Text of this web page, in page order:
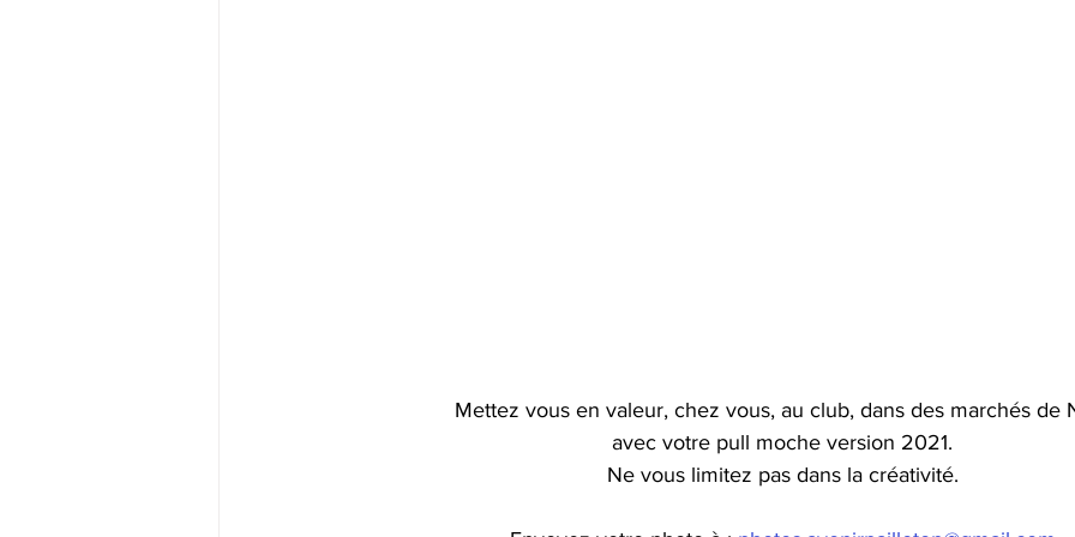
Mettez vous en valeur, chez vous, au club, dans des marchés de
avec votre pull moche version 2021.
Ne vous limitez pas dans la créativité.